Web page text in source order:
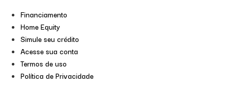
Financiamento
Home Equity
Simule seu crédito
Acesse sua conta
Termos de uso
Política de Privacidade